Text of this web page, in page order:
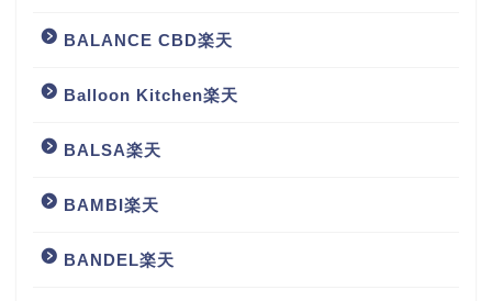
BALANCE CBD楽天
Balloon Kitchen楽天
BALSA楽天
BAMBI楽天
BANDEL楽天